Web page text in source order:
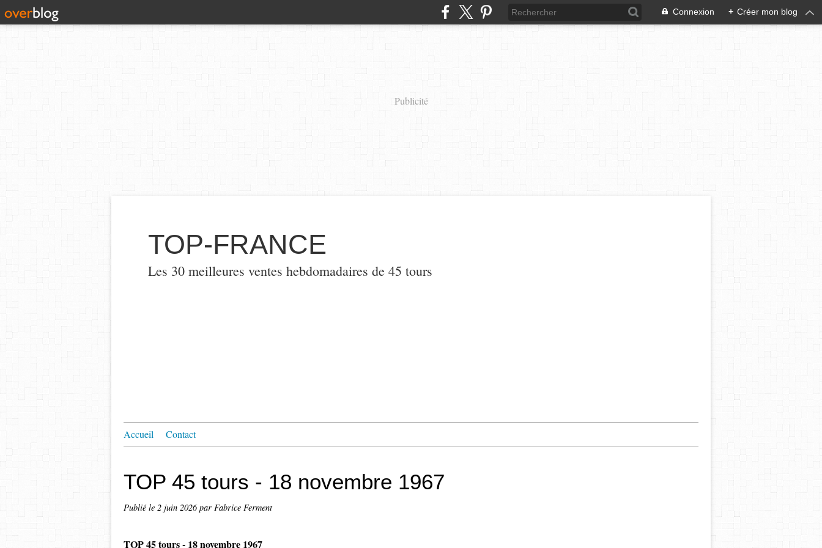
Connexion + Créer mon blog
Publicité
TOP-FRANCE
Les 30 meilleures ventes hebdomadaires de 45 tours
Accueil Contact
TOP 45 tours - 18 novembre 1967
Publié le 2 juin 2026par Fabrice Ferment
TOP 45 tours - 18 novembre 1967